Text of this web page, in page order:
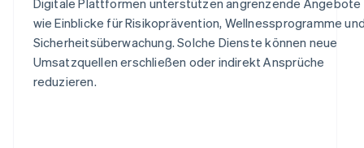
wie Einblicke für Risikoprävention, Wellnessprogramme
Sicherheitsüberwachung. Solche Dienste können neue
Umsatzquellen erschließen oder indirekt Ansprüche
reduzieren.